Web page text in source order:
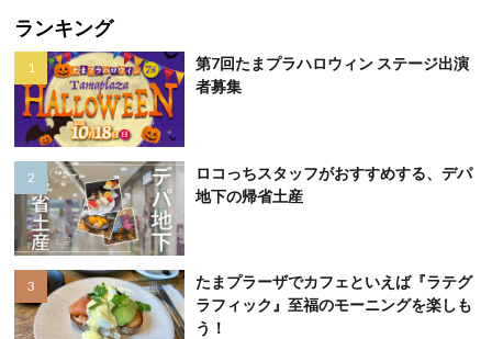
ランキング
第7回たまプラハロウィン ステージ出演
者募集
ロコっちスタッフがおすすめする、デパ
地下の帰省土産
たまプラーザでカフェといえば『ラテグ
ラフィック』至福のモーニングを楽しも
う！